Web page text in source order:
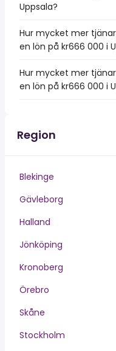
Uppsala?
Hur mycket mer
en lön på kr666 000 i
Hur mycket mer
en lön på kr666 000 i
Region
Blekinge
Gävleborg
Halland
Jönköping
Kronoberg
Örebro
Skåne
Stockholm